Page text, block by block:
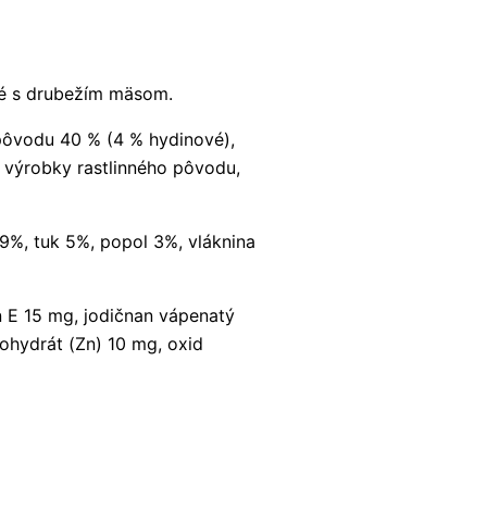
s drubežím mäsom.
40 % (4 % hydinové),
rastlinného pôvodu,
tuk 5%, popol 3%, vláknina
E 15 mg, jodičnan vápenatý
(Zn) 10 mg, oxid